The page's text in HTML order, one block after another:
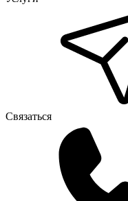
Связаться